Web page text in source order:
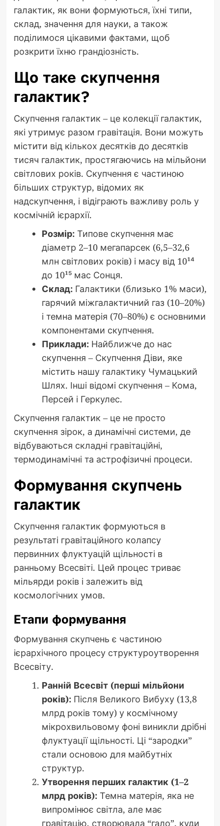
галактик, як вони формуються, їхні типи,
склад, значення для науки, а також
поділимося цікавими фактами, щоб
розкрити їхню грандіозність.
Що таке скупчення
галактик?
Скупчення галактик – це колекції галактик,
які утримує разом гравітація. Вони можуть
містити від кількох десятків до десятків
тисяч галактик, простягаючись на мільйони
світлових років. Скупчення є частиною
більших структур, відомих як
надскупчення, і відіграють важливу роль у
космічній ієрархії.
Розмір:Типове скупчення має
діаметр 2–10 мегапарсек (6,5–32,6
млн світлових років) і масу від 10¹⁴
до 10¹⁵ мас Сонця.
Склад:Галактики (близько 1% маси),
гарячий міжгалактичний газ (10–20%)
і темна матерія (70–80%) є основними
компонентами скупчення.
Приклади:Найближче до нас
скупчення – Скупчення Діви, яке
містить нашу галактику Чумацький
Шлях. Інші відомі скупчення – Кома,
Персей і Геркулес.
Скупчення галактик – це не просто
скупчення зірок, а динамічні системи, де
відбуваються складні гравітаційні,
термодинамічні та астрофізичні процеси.
Формування скупчень
галактик
Скупчення галактик формуються в
результаті гравітаційного колапсу
первинних флуктуацій щільності в
ранньому Всесвіті. Цей процес триває
мільярди років і залежить від
космологічних умов.
Етапи формування
Формування скупчень є частиною
ієрархічного процесу структуроутворення
Всесвіту.
Ранній Всесвіт (перші мільйони
років):Після Великого Вибуху (13,8
млрд років тому) у космічному
мікрохвильовому фоні виникли дрібні
флуктуації щільності. Ці “зародки”
стали основою для майбутніх
структур.
Утворення перших галактик (1–2
млрд років):Темна матерія, яка не
випромінює світла, але має
гравітацію, створювала “гало”, куди